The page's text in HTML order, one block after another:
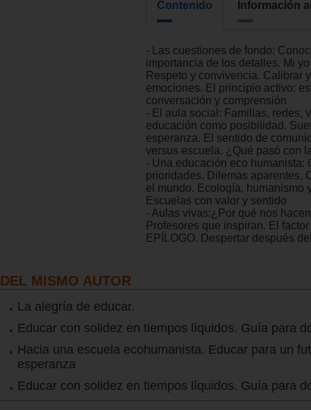
Contenido Información
- Las cuestiones de fondo:
importancia de los detalles. Mi
Respeto y convivencia. Calibrar
emociones. El principio activo:
conversación y comprensión
- El aula social: Familias, redes,
educación como posibilidad.
esperanza. El sentido de
versus escuela. ¿Qué pasó con
- Una educación eco humanista:
prioridades. Dilemas aparentes.
el mundo. Ecología, humanismo
Escuelas con valor y sentido
- Aulas vivas:¿Por qué nos
Profesores que inspiran. El
EPÍLOGO. Despertar después
DEL MISMO AUTOR
La alegría de educar.
Educar con solidez en tiempos líquidos. Guía para
Hacia una escuela ecohumanista. Educar para un
esperanza
Educar con solidez en tiempos líquidos. Guía para